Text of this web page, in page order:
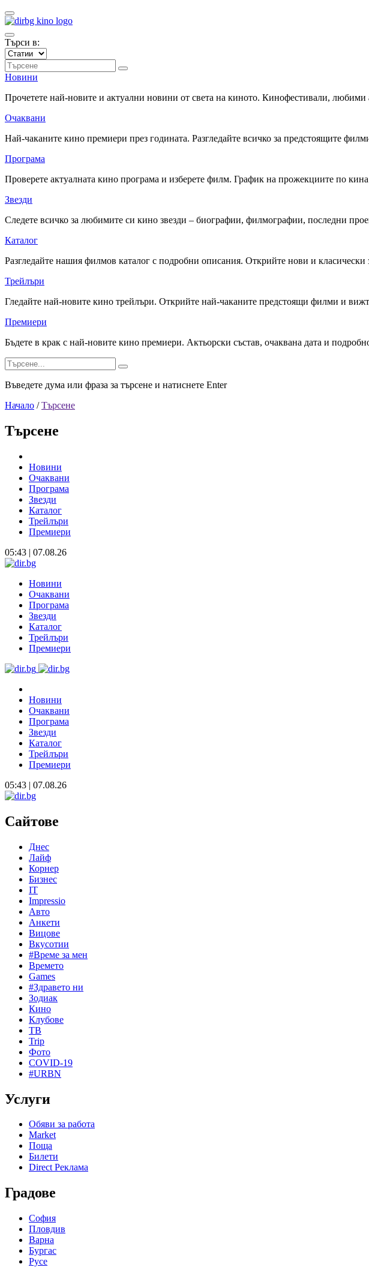
Търси в:
Новини
Прочетете най-новите и актуални новини от света на киното. Кинофестивали,
Очаквани
Най-чаканите кино премиери през годината. Разгледайте всичко за предстоящите
Програма
Проверете актуалната кино програма и изберете филм. График на прожекциите по
Звезди
Следете всичко за любимите си кино звезди – биографии, филмографии, последни
Каталог
Разгледайте нашия филмов каталог с подробни описания. Открийте нови и
Трейлъри
Гледайте най-новите кино трейлъри. Открийте най-чаканите предстоящи филми и
Премиери
Бъдете в крак с най-новите кино премиери. Актьорски състав, очаквана дата и
Въведете дума или фраза за търсене и натиснете Enter
Начало / Търсене
Търсене
Новини
Очаквани
Програма
Звезди
Каталог
Трейлъри
Премиери
05:43 | 07.08.26
Новини
Очаквани
Програма
Звезди
Каталог
Трейлъри
Премиери
Новини
Очаквани
Програма
Звезди
Каталог
Трейлъри
Премиери
05:43 | 07.08.26
Сайтове
Днес
Лайф
Корнер
Бизнес
IT
Impressio
Авто
Анкети
Вицове
Вкусотии
#Време за мен
Времето
Games
#Здравето ни
Зодиак
Кино
Клубове
ТВ
Trip
Фото
COVID-19
#URBN
Услуги
Обяви за работа
Market
Поща
Билети
Direct Реклама
Градове
София
Пловдив
Варна
Бургас
Русе